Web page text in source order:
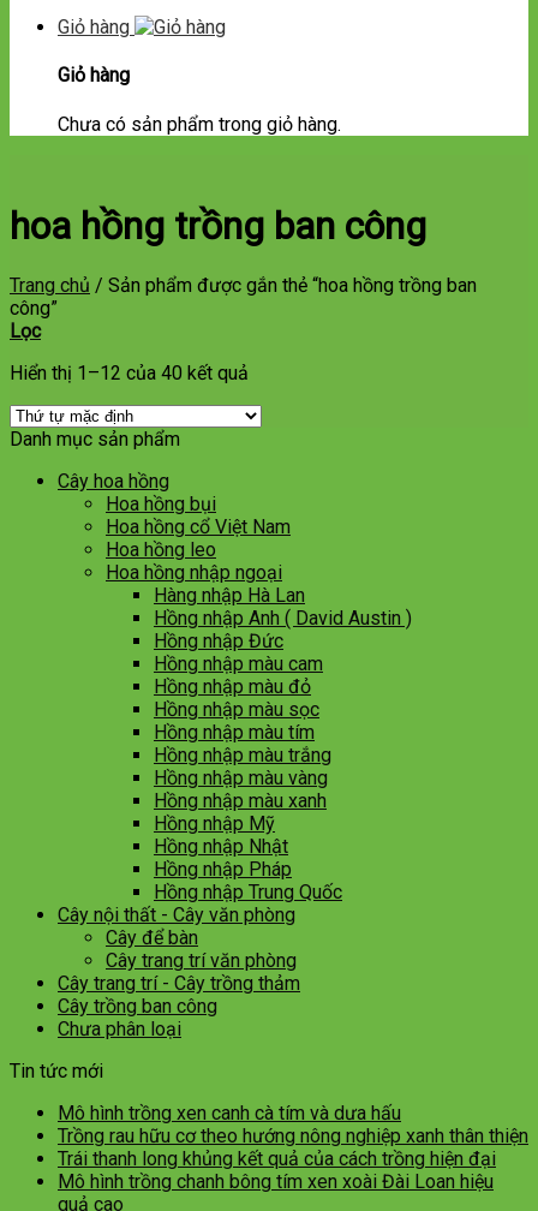
Giỏ hàng
Giỏ hàng
Chưa có sản phẩm trong giỏ hàng.
hoa hồng trồng ban công
Trang chủ / Sản phẩm được gắn thẻ “hoa hồng trồng ban
công”
Lọc
Hiển thị 1–12 của 40 kết quả
Danh mục sản phẩm
Cây hoa hồng
Hoa hồng bụi
Hoa hồng cổ Việt Nam
Hoa hồng leo
Hoa hồng nhập ngoại
Hàng nhập Hà Lan
Hồng nhập Anh ( David Austin )
Hồng nhập Đức
Hồng nhập màu cam
Hồng nhập màu đỏ
Hồng nhập màu sọc
Hồng nhập màu tím
Hồng nhập màu trắng
Hồng nhập màu vàng
Hồng nhập màu xanh
Hồng nhập Mỹ
Hồng nhập Nhật
Hồng nhập Pháp
Hồng nhập Trung Quốc
Cây nội thất - Cây văn phòng
Cây để bàn
Cây trang trí văn phòng
Cây trang trí - Cây trồng thảm
Cây trồng ban công
Chưa phân loại
Tin tức mới
Mô hình trồng xen canh cà tím và dưa hấu
Trồng rau hữu cơ theo hướng nông nghiệp xanh thân thiện
Trái thanh long khủng kết quả của cách trồng hiện đại
Mô hình trồng chanh bông tím xen xoài Đài Loan hiệu
quả cao